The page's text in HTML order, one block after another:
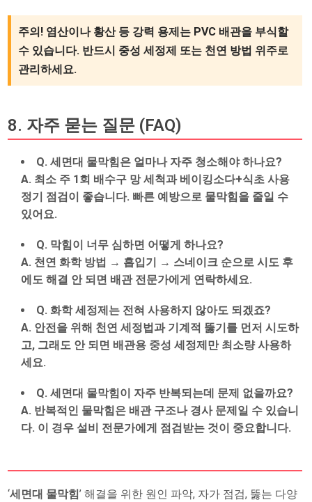
주의! 염산이나 황산 등 강력 용제는 PVC 배관을 부식할
수 있습니다. 반드시 중성 세정제 또는 천연 방법 위주로
관리하세요.
8. 자주 묻는 질문 (FAQ)
Q. 세면대 물막힘은 얼마나 자주 청소해야 하나요?
A. 최소 주 1회 배수구 망 세척과 베이킹소다+식초 사용
정기 점검이 좋습니다. 빠른 예방으로 물막힘을 줄일 수
있어요.
Q. 막힘이 너무 심하면 어떻게 하나요?
A. 천연 화학 방법 → 흡입기 → 스네이크 순으로 시도 후
에도 해결 안 되면 배관 전문가에게 연락하세요.
Q. 화학 세정제는 전혀 사용하지 않아도 되겠죠?
A. 안전을 위해 천연 세정법과 기계적 뚫기를 먼저 시도하
고, 그래도 안 되면 배관용 중성 세정제만 최소량 사용하
세요.
Q. 세면대 물막힘이 자주 반복되는데 문제 없을까요?
A. 반복적인 물막힘은 배관 구조나 경사 문제일 수 있습니
다. 이 경우 설비 전문가에게 점검받는 것이 중요합니다.
‘세면대 물막힘’ 해결을 위한 원인 파악, 자가 점검, 뚫는 다양